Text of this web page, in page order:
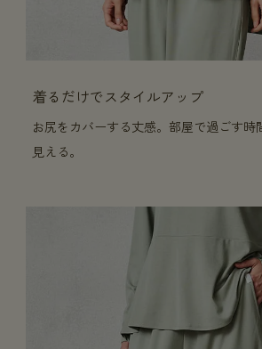
着るだけでスタイルアップ
お尻をカバーする丈感。部屋で過ごす時
見える。